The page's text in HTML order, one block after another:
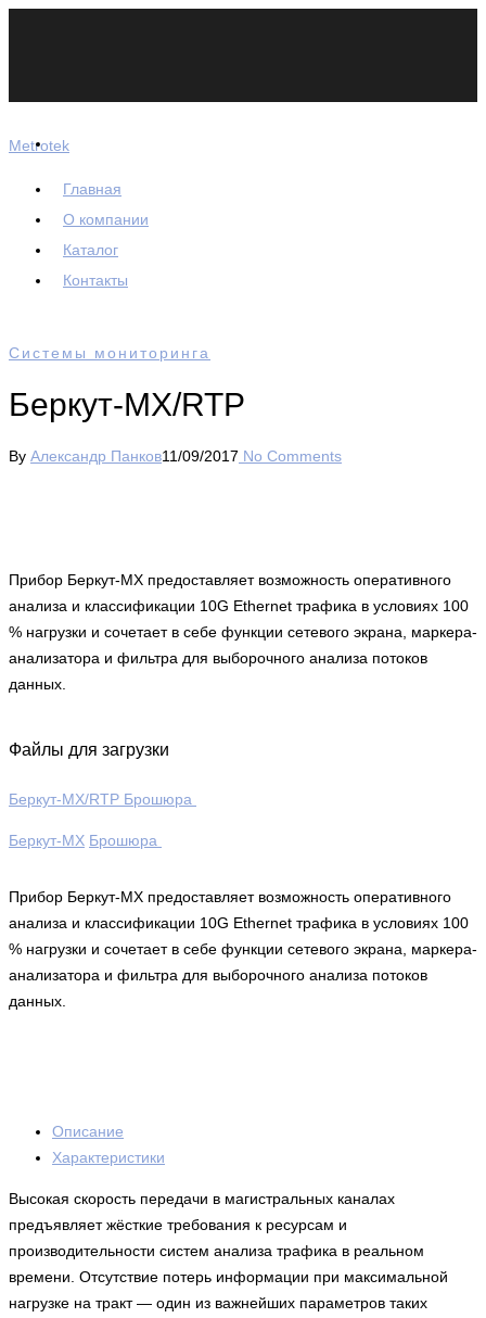
Metrotek
Главная
О компании
Каталог
Контакты
Системы мониторинга
Беркут-МХ/RTP
By Александр Панков11/09/2017 No Comments
Прибор Беркут-MX предоставляет возможность оперативного
анализа и классификации 10G Ethernet трафика в условиях 100
% нагрузки и сочетает в себе функции сетевого экрана, маркера-
анализатора и фильтра для выборочного анализа потоков
данных.
Файлы для загрузки
Беркут-МХ/RTP Брошюра
Беркут-МХ Брошюра
Прибор Беркут-MX предоставляет возможность оперативного
анализа и классификации 10G Ethernet трафика в условиях 100
% нагрузки и сочетает в себе функции сетевого экрана, маркера-
анализатора и фильтра для выборочного анализа потоков
данных.
Описание
Характеристики
Высокая скорость передачи в магистральных каналах
предъявляет жёсткие требования к ресурсам и
производительности систем анализа трафика в реальном
времени. Отсутствие потерь информации при максимальной
нагрузке на тракт — один из важнейших параметров таких